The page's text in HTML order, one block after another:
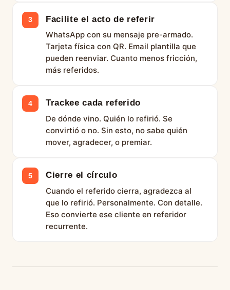
3 Facilite el acto de referir
WhatsApp con su mensaje pre-armado.
Tarjeta física con QR. Email plantilla que
pueden reenviar. Cuanto menos fricción,
más referidos.
4 Trackee cada referido
De dónde vino. Quién lo refirió. Se
convirtió o no. Sin esto, no sabe quién
mover, agradecer, o premiar.
5 Cierre el círculo
Cuando el referido cierra, agradezca al
que lo refirió. Personalmente. Con detalle.
Eso convierte ese cliente en referidor
recurrente.